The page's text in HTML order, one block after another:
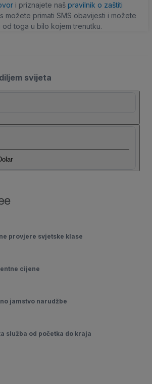
i priznajete naš pravilnik o zaštiti
možete primati SMS obavijesti i možete
od toga u bilo kojem trenutku.
svijeta
provjere svjetske klase
cijene
jamstvo narudžbe
služba od početka do kraja